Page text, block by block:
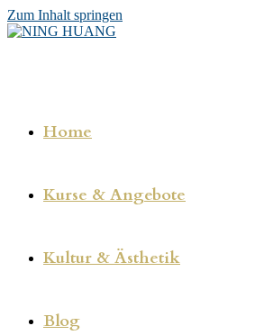
Zum Inhalt springen
Home
Kurse & Angebote
Kultur & Ästhetik
Blog